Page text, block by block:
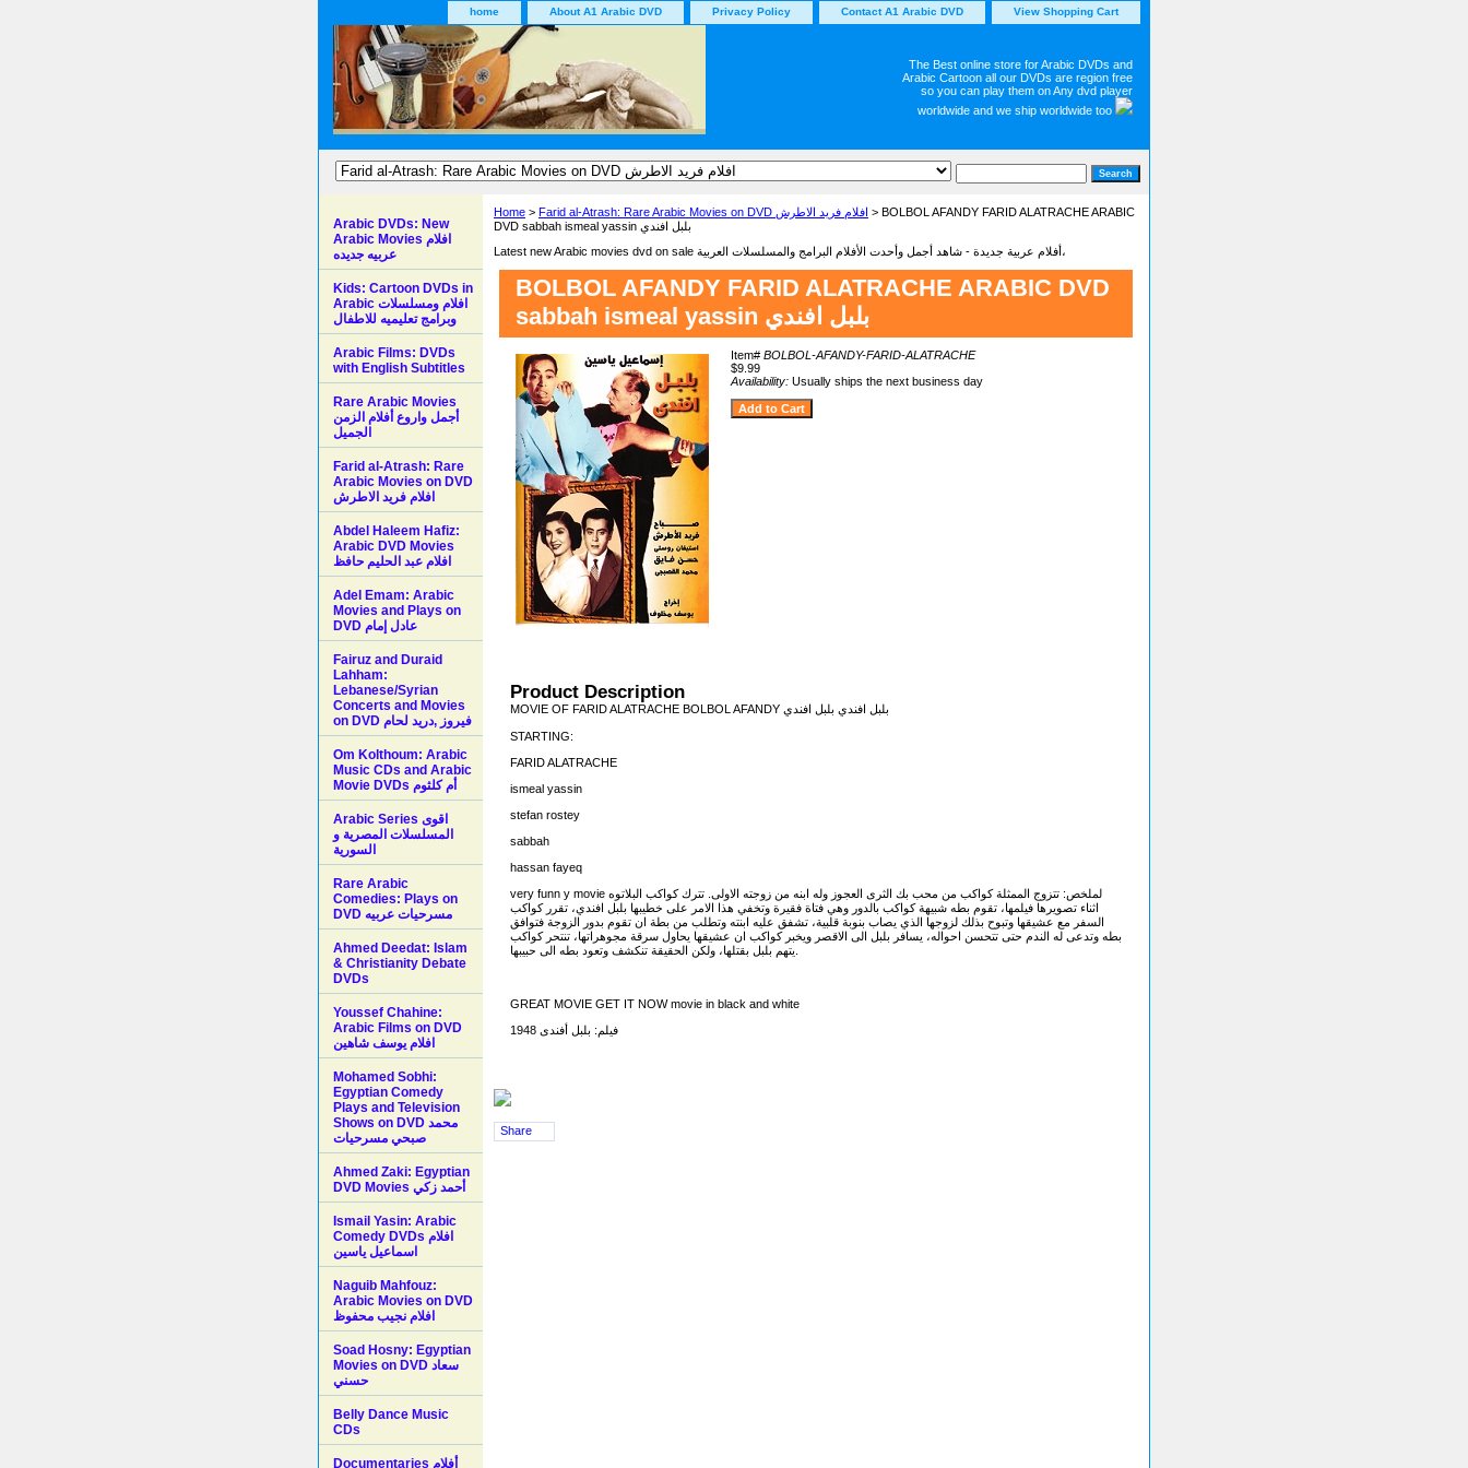
home About A1 Arabic DVD Privacy Policy Contact A1 Arabic DVD View Shopping Cart
The Best online store for Arabic DVDs and
Arabic Cartoon all our DVDs are region free
so you can play them on Any dvd player
worldwide and we ship worldwide too
Home > Farid al-Atrash: Rare Arabic Movies on DVD افلام فريد الاطرش > BOLBOL AFANDY FARID ALATRACHE ARABIC
DVD sabbah ismeal yassin بلبل افندي
Latest new Arabic movies dvd on sale أفلام عربية جديدة - شاهد أجمل وأحدت الأفلام البرامج والمسلسلات العربية،
BOLBOL AFANDY FARID ALATRACHE ARABIC DVD
sabbah ismeal yassin بلبل افندي
Item# BOLBOL-AFANDY-FARID-ALATRACHE
$9.99
Availability: Usually ships the next business day
Product Description
MOVIE OF FARID ALATRACHE BOLBOL AFANDY بلبل افندي بلبل افندي
STARTING:
FARID ALATRACHE
ismeal yassin
stefan rostey
sabbah
hassan fayeq
very funn y movie لملخص: تتزوج الممثلة كواكب من محب بك الثرى العجوز وله ابنه من زوجته الاولى. تترك كواكب البلاتوه
اثناء تصويرها فيلمها، تقوم بطه شبيهة كواكب بالدور وهي فتاة فقيرة وتخفي هذا الامر على خطيبها بلبل افندي، تقرر كواكب
السفر مع عشيقها وتبوح بذلك لزوجها الذي يصاب بنوبة قلبية، تشفق عليه ابنته وتطلب من بطة ان تقوم بدور الزوجة فتوافق
بطه وتدعى له الندم حتى تتحسن احواله، يسافر بلبل الى الاقصر ويخبر كواكب ان عشيقها يحاول سرقة مجوهراتها، تنتحر كواكب
GREAT MOVIE GET IT NOW movie in black and white
فيلم: بلبل أفندى 1948
Share
Arabic DVDs: New
Arabic Movies افلام
عربيه جديده
Kids: Cartoon DVDs in
Arabic افلام ومسلسلات
وبرامج تعليميه للاطفال
Arabic Films: DVDs
with English Subtitles
Rare Arabic Movies
أجمل واروع أفلام الزمن
الجميل
Farid al-Atrash: Rare
Arabic Movies on DVD
افلام فريد الاطرش
Abdel Haleem Hafiz:
Arabic DVD Movies
افلام عبد الحليم حافظ
Adel Emam: Arabic
Movies and Plays on
Fairuz and Duraid
Lahham:
Lebanese/Syrian
Concerts and Movies
on DVD فيروز ,دريد لحام
Om Kolthoum: Arabic
Music CDs and Arabic
Movie DVDs أم كلثوم
Arabic Series اقوى
المسلسلات المصرية و
السورية
Rare Arabic
Comedies: Plays on
DVD مسرحيات عربيه
Ahmed Deedat: Islam
& Christianity Debate
DVDs
Youssef Chahine:
Arabic Films on DVD
افلام يوسف شاهين
Mohamed Sobhi:
Egyptian Comedy
Plays and Television
Shows on DVD محمد
صبحي مسرحيات
Ahmed Zaki: Egyptian
DVD Movies أحمد زكي
Ismail Yasin: Arabic
Comedy DVDs افلام
اسماعيل ياسين
Naguib Mahfouz:
Arabic Movies on DVD
افلام نجيب محفوظ
Soad Hosny: Egyptian
Movies on DVD سعاد
حسني
Belly Dance Music
CDs
Documentaries أفلام